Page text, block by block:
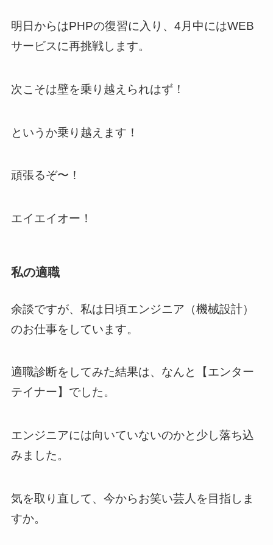
明日からはPHPの復習に入り、4月中にはWEB
サービスに再挑戦します。
次こそは壁を乗り越えられはず！
というか乗り越えます！
頑張るぞ〜！
エイエイオー！
私の適職
余談ですが、私は日頃エンジニア（機械設計）
のお仕事をしています。
適職診断をしてみた結果は、なんと【エンター
テイナー】でした。
エンジニアには向いていないのかと少し落ち込
みました。
気を取り直して、今からお笑い芸人を目指しま
すか。